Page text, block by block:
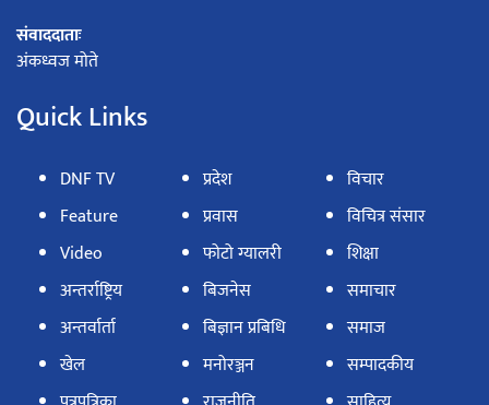
संवाददाताः
अंकध्वज मोते
Quick Links
DNF TV
Feature
Video
अन्तर्राष्ट्रिय
अन्तर्वार्ता
खेल
प्रदेश
प्रवास
फोटो ग्यालरी
बिजनेस
बिज्ञान प्रबिधि
मनोरञ्जन
विचार
विचित्र संसार
शिक्षा
समाचार
समाज
सम्पादकीय